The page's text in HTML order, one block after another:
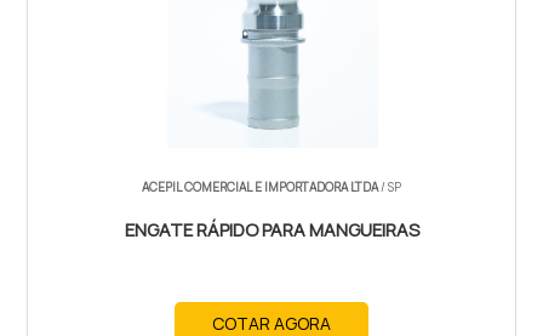
ACEPIL COMERCIAL E IMPORTADORA LTDA/ SP
ENGATE RÁPIDO PARA MANGUEIRAS
COTAR AGORA